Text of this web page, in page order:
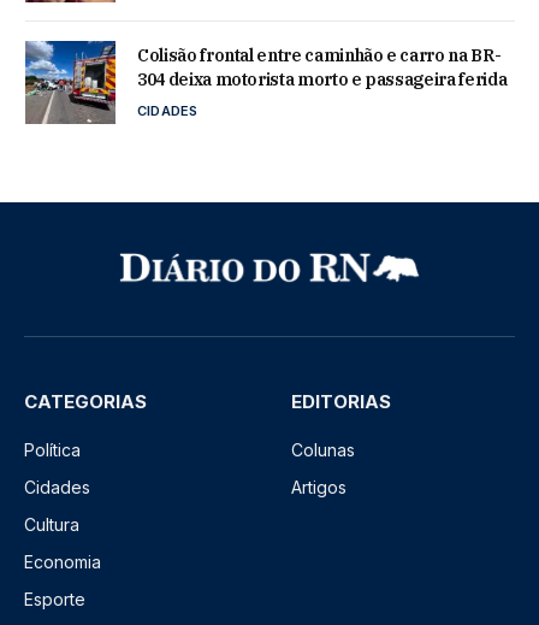
Colisão frontal entre caminhão e carro na BR-
304 deixa motorista morto e passageira ferida
CIDADES
CATEGORIAS
Política
Cidades
Cultura
Economia
Esporte
EDITORIAS
Colunas
Artigos